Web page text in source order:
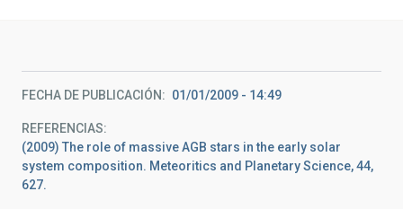
FECHA DE PUBLICACIÓN 01/01/2009 - 14:49
REFERENCIAS
(2009) The role of massive AGB stars in the early solar
system composition. Meteoritics and Planetary Science, 44,
627.